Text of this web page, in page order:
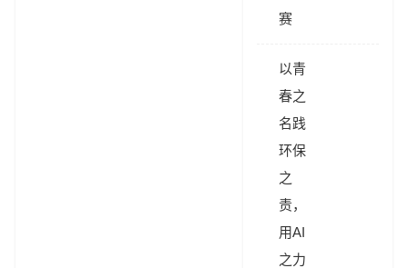
赛
以青
春之
名践
环保
之
责，
用AI
之力